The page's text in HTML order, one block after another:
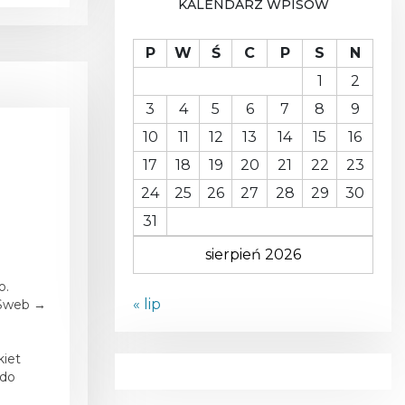
→
KALENDARZ WPISÓW
sierpień 2026
P W Ś C P S
N
1
2
3
4 5 6 7 8
9
10
11 12 13 14 15
16
17
18 19 20 21 22
23
24
25 26 27 28 29
30
31
« lip